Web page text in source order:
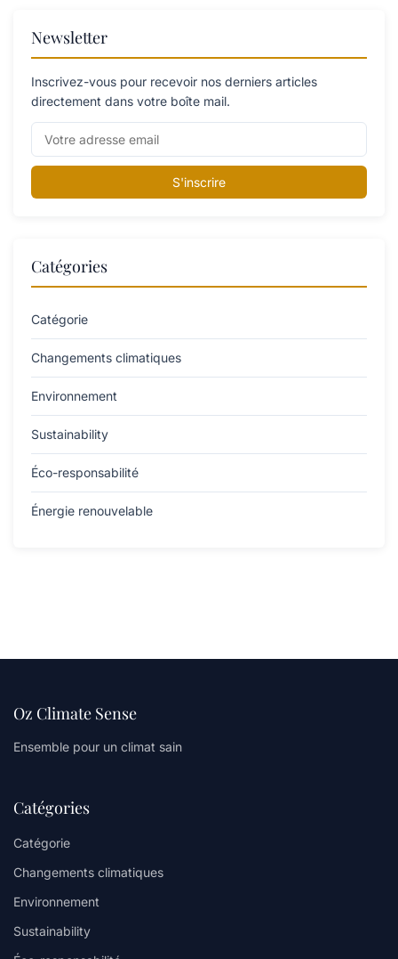
Newsletter
Inscrivez-vous pour recevoir nos derniers articles
directement dans votre boîte mail.
S'inscrire
Catégories
Catégorie
Changements climatiques
Environnement
Sustainability
Éco-responsabilité
Énergie renouvelable
Oz Climate Sense
Ensemble pour un climat sain
Catégories
Catégorie
Changements climatiques
Environnement
Sustainability